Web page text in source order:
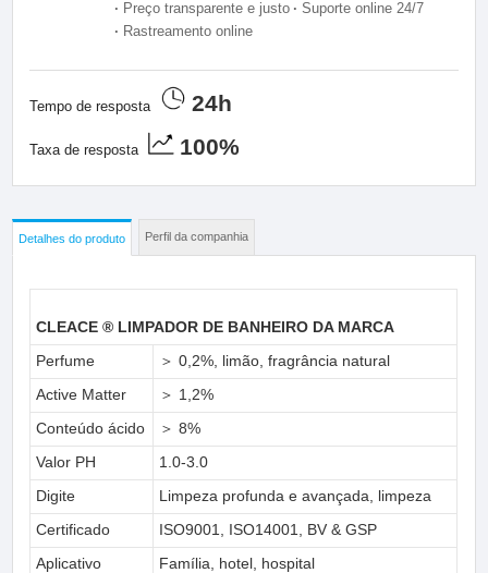
· Preço transparente e justo · Suporte online 24/7
· Rastreamento online
Tempo de resposta 24h
Taxa de resposta 100%
Detalhes do produto
CLEACE ® LIMPADOR DE BANHEIRO DA MARCA
Perfume ＞ 0,2%, limão, fragrância natural
Active Matter ＞ 1,2%
Conteúdo ácido ＞ 8%
Valor PH 1.0-3.0
Digite Limpeza profunda e avançada, limpeza
Certificado ISO9001, ISO14001, BV & GSP
Aplicativo Família, hotel, hospital
Perfil da companhia